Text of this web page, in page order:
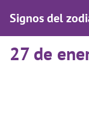
Signos del
27 de